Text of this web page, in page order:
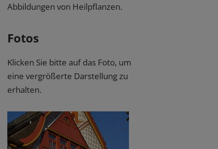
Abbildungen von Heilpflanzen.
Fotos
Klicken Sie bitte auf das Foto, um
eine vergrößerte Darstellung zu
erhalten.